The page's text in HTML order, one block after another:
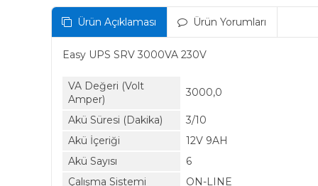
Ürün Açıklaması Ürün Yorumları
Easy UPS SRV 3000VA 230V
VA Değeri (Volt
Amper)
3000,0
Akü Süresi (Dakika)
3/10
Akü İçeriği
12V 9AH
Akü Sayısı
6
Çalışma Sistemi
ON-LINE